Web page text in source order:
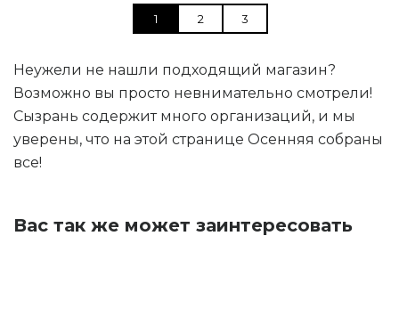
1 2 3
Неужели не нашли подходящий магазин?
Возможно вы просто невнимательно смотрели!
Сызрань содержит много организаций, и мы
уверены, что на этой странице Осенняя собраны
все!
Вас так же может заинтересовать